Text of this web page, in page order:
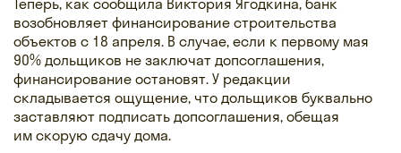
Теперь, как сообщила Виктория Ягодкина, банк
возобновляет финансирование строительства
объектов с 18 апреля. В случае, если к первому мая
90% дольщиков не заключат допсоглашения,
финансирование остановят. У редакции
складывается ощущение, что дольщиков буквально
заставляют подписать допсоглашения, обещая
им скорую сдачу дома.